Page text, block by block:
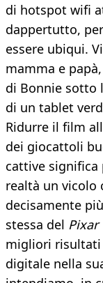
di hotspot wifi
dappertutto,
essere ubiqui.
mamma e
di Bonnie sotto
di un tablet
Ridurre il film
dei giocattoli
cattive significa
realtà un vicolo
decisamente
stessa del Pixar
migliori risultati
digitale nella